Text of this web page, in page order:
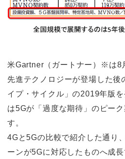
米Gartner（ガートナー）※は8
先進テクノロジーが登場した後
イプ・サイクル」の2019年版
は5Gが「過度な期待」のピー
す。
4Gと5Gの比較で紹介した通り
ーンが5Gに対応したものへ成